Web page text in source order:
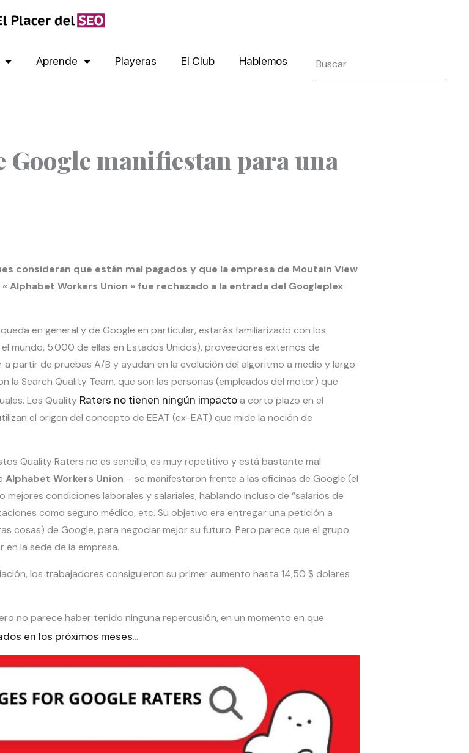
Aprende Playeras El Club Hablemos
Google manifiestan para una
consideran que están mal pagados y que la empresa de Moutain View
Workers Union » fue rechazado a la entrada del Googleplex
en general y de Google en particular, estarás familiarizado con los
mundo, 5.000 de ellas en Estados Unidos), proveedores externos de
a partir de pruebas A/B y ayudan en la evolución del algoritmo a medio y largo
la Search Quality Team, que son las personas (empleados del motor) que
Los Quality Raters no tienen ningún impactoa corto plazo en el
el origen del concepto de EEAT (ex-EAT) que mide la noción de
Quality Raters no es sencillo, es muy repetitivo y está bastante mal
Alphabet Workers Union – se manifestaron frente a las oficinas de Google (el
mejores condiciones laborales y salariales, hablando incluso de “salarios de
como seguro médico, etc. Su objetivo era entregar una petición a
cosas) de Google, para negociar mejor su futuro. Pero parece que el grupo
la sede de la empresa.
los trabajadores consiguieron su primer aumento hasta 14,50 $ dolares
no parece haber tenido ninguna repercusión, en un momento en que
en los próximos meses…